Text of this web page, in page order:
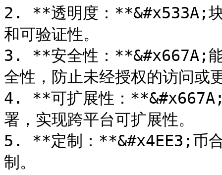
2. **透明度：**&#x533A;块
和可验证性。
3. **安全性：**&#x667A;能
全性，防止未经授权的访问或
4. **可扩展性：**&#x667A;
署，实现跨平台可扩展性。
5. **定制：**&#x4EE3;币合
制。